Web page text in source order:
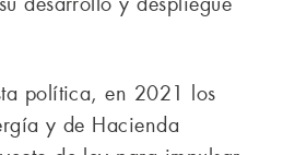
política, en 2021 los
y de Hacienda